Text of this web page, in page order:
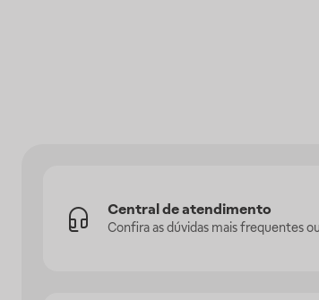
Central de atendimento
Confira as dúvidas mais frequentes